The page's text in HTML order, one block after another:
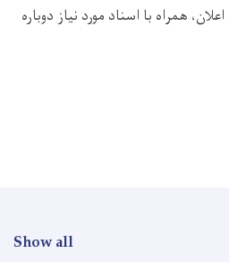
همراه با اسناد مورد نیاز دوباره
Show all